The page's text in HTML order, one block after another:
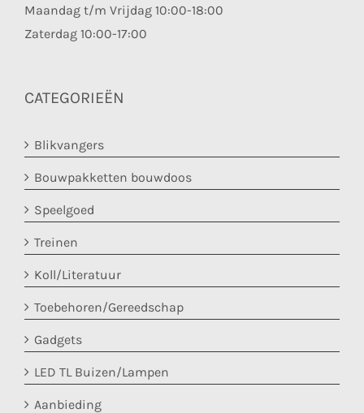
Maandag t/m Vrijdag 10:00-18:00
Zaterdag 10:00-17:00
CATEGORIEËN
Blikvangers
Bouwpakketten bouwdoos
Speelgoed
Treinen
Koll/Literatuur
Toebehoren/Gereedschap
Gadgets
LED TL Buizen/Lampen
Aanbieding